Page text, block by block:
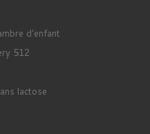
d'enfant
512
lactose